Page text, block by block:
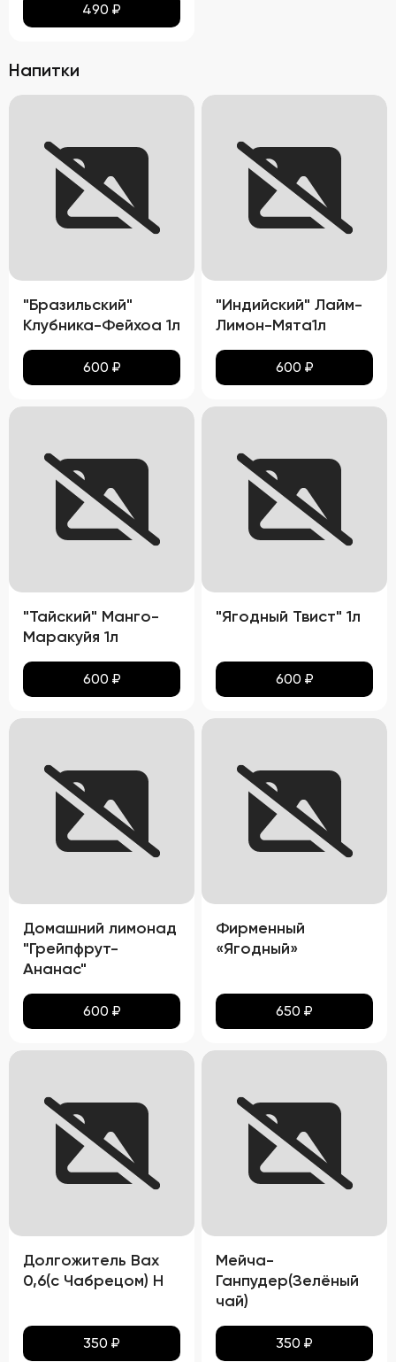
490 ₽
Напитки
"Бразильский"
Клубника-Фейхоа 1л
600 ₽
"Индийский" Лайм-
Лимон-Мята1л
600 ₽
"Тайский" Манго-
Маракуйя 1л
600 ₽
"Ягодный Твист" 1л
600 ₽
Домашний лимонад
"Грейпфрут-
Ананас"
600 ₽
Фирменный
«Ягодный»
650 ₽
Долгожитель Вах
0,6(с Чабрецом) Н
350 ₽
Мейча-
Ганпудер(Зелёный
чай)
350 ₽